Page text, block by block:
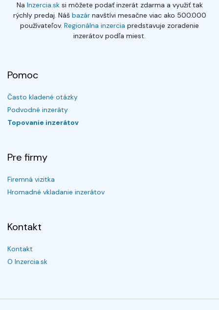
Na Inzercia.sksi môžete podať inzerát zdarma a využiť tak
rýchly predaj. Náš bazárnavštívi mesačne viac ako 500.000
používateľov. Regionálna inzercia predstavuje zoradenie
inzerátov podľa miest.
Pomoc
Často kladené otázky
Podvodné inzeráty
Topovanie inzerátov
Pre firmy
Firemná vizitka
Hromadné vkladanie inzerátov
Kontakt
Kontakt
O Inzercia.sk